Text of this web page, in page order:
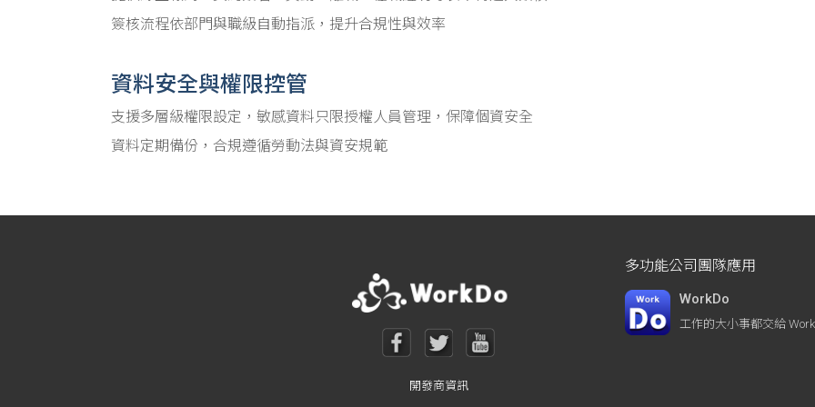
簽核流程依部門與職級自動指派，提升合規性與效率
資料安全與權限控管
支援多層級權限設定，敏感資料只限授權人員管理，保障個資安全
資料定期備份，合規遵循勞動法與資安規範
開發商資訊
多功能公司團隊應用
WorkDo
工作的大小事都交給